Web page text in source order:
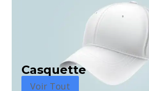
Casquette
Voir Tout